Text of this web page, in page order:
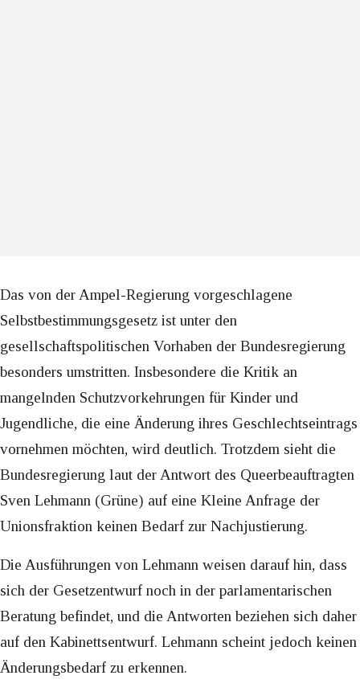
Das von der Ampel-Regierung vorgeschlagene
Selbstbestimmungsgesetz ist unter den
gesellschaftspolitischen Vorhaben der Bundesregierung
besonders umstritten. Insbesondere die Kritik an
mangelnden Schutzvorkehrungen für Kinder und
Jugendliche, die eine Änderung ihres Geschlechtseintrags
vornehmen möchten, wird deutlich. Trotzdem sieht die
Bundesregierung laut der Antwort des Queerbeauftragten
Sven Lehmann (Grüne) auf eine Kleine Anfrage der
Unionsfraktion keinen Bedarf zur Nachjustierung.
Die Ausführungen von Lehmann weisen darauf hin, dass
sich der Gesetzentwurf noch in der parlamentarischen
Beratung befindet, und die Antworten beziehen sich daher
auf den Kabinettsentwurf. Lehmann scheint jedoch keinen
Änderungsbedarf zu erkennen.